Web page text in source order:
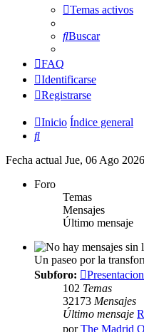
Temas activos
Buscar
FAQ
Identificarse
Registrarse
Inicio Índice general
Buscar
Fecha actual Jue, 06 Ago
Foro
Temas
Mensajes
Último mensaje
Un paseo por la
Subforo:
102 Temas
32173 Mensajes
Último mensaje
porThe Madrid